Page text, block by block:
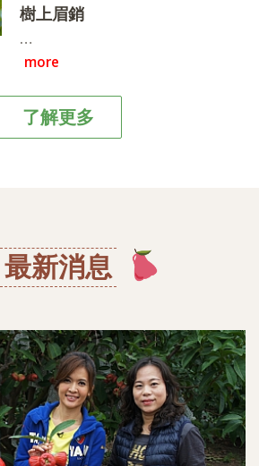
巴掌蓮霧、白晶蓮霧等多種組合
盒》一月中開始採收~
樹上眉銷
…
more
了解更多
最新消息